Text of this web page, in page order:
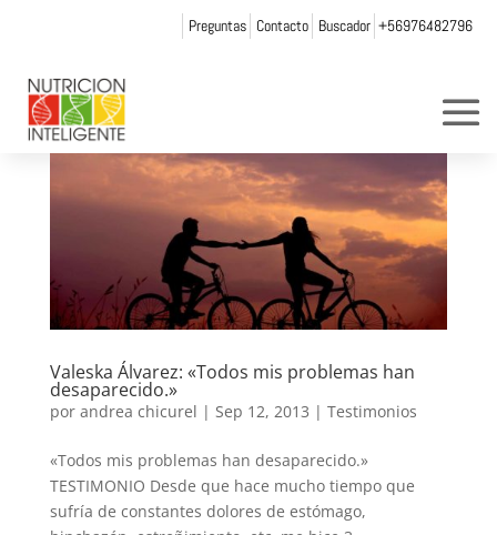
Preguntas Contacto Buscador +56976482796
Valeska Álvarez: «Todos mis problemas han
desaparecido.»
por andrea chicurel | Sep 12, 2013 | Testimonios
«Todos mis problemas han desaparecido.»
TESTIMONIO Desde que hace mucho tiempo que
sufría de constantes dolores de estómago,